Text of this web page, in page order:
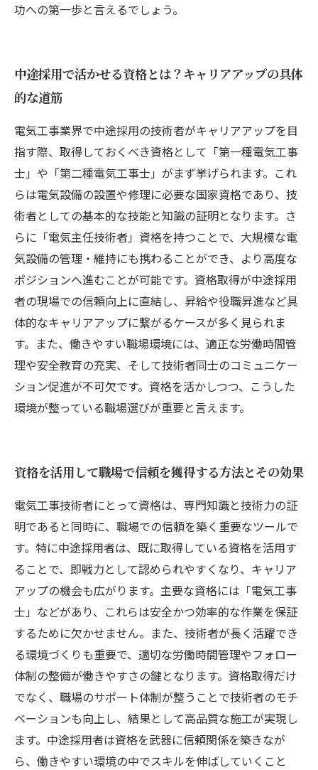
功への第一歩と言えるでしょう。
中途採用で活かせる資格とは？キャリアアップの具体
的な道筋
電気工事業界で中途採用の技術者がキャリアアップを目
指す際、取得しておくべき資格として「第一種電気工事
士」や「第二種電気工事士」がまず挙げられます。これ
らは電気設備の設置や修理に必要な国家資格であり、技
術者としての基本的な技能と知識の証明となります。さ
らに「電気主任技術者」資格を持つことで、大規模な電
気設備の管理・維持にも携わることができ、より高度な
ポジションへ進むことが可能です。資格取得が中途採用
者の現場での信頼向上に直結し、昇給や役職昇進など具
体的なキャリアアップに繋がるケースが多く見られま
す。また、働きやすい職場環境には、適正な労働時間管
理や安全教育の充実、そして技術者同士のコミュニケー
ション促進が不可欠です。資格を活かしつつ、こうした
環境が整っている職場選びが重要と言えます。
資格を活用して職場で信頼を獲得する方法とその効果
電気工事技術者にとって資格は、専門知識と技術力の証
明であると同時に、職場での信頼を築く重要なツールで
す。特に中途採用者は、既に取得している資格を活用す
ることで、即戦力として認められやすくなり、キャリア
アップの機会も広がります。主要な資格には「電気工事
士」などがあり、これらは安全かつ効率的な作業を保証
するために欠かせません。また、技術者が長く活躍でき
る環境づくりも重要で、適切な労働時間管理やフォロー
体制の整備が働きやすさの鍵となります。資格取得だけ
でなく、職場のサポート体制が整うことで技術者のモチ
ベーションも向上し、結果として高品質な施工が実現し
ます。中途採用者は資格を武器に信頼関係を築きなが
ら、働きやすい環境の中でスキルを伸ばしていくこと